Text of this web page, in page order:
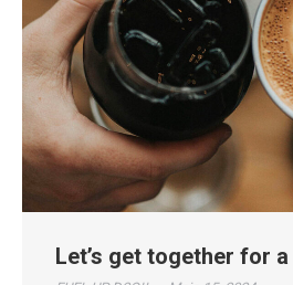
Let’s get together for